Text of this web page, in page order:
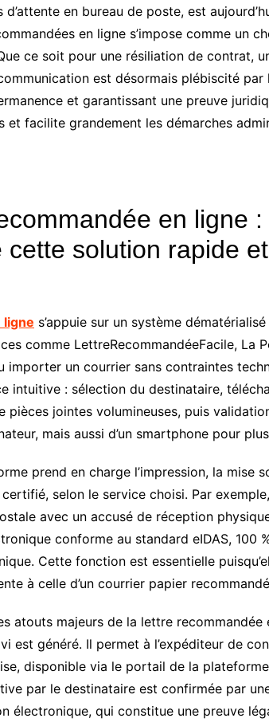
en bureau de poste, est
en ligne s’impose comme un
ce soit pour une résiliation de contrat,
est désormais plébiscité par
et garantissant une preuve
et facilite grandement les démarches
en ligne :
solution rapide et
ligne s’appuie sur un système
comme LettreRecommandéeFacile, La
importer un courrier sans contraintes
intuitive : sélection du destinataire,
jointes volumineuses, puis
mais aussi d’un smartphone pour
prend en charge l’impression, la mise
selon le service choisi. Par
avec un accusé de réception
conforme au standard eIDAS, 100
Cette fonction est essentielle
à celle d’un courrier papier
atouts majeurs de la lettre recommandée
est généré. Il permet à l’expéditeur de
disponible via le portail de la
par le destinataire est confirmée par
électronique, qui constitue une preuve